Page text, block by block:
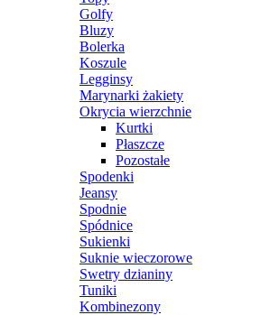
Golfy
Bluzy
Bolerka
Koszule
Legginsy
Marynarki żakiety
Okrycia wierzchnie
Kurtki
Płaszcze
Pozostałe
Spodenki
Jeansy
Spodnie
Spódnice
Sukienki
Suknie wieczorowe
Swetry dzianiny
Tuniki
Kombinezony